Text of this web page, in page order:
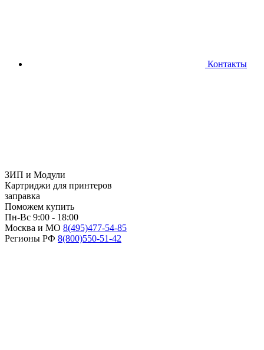
Контакты
ЗИП и Модули
Картриджи для принтеров
заправка
Поможем купить
Пн-Вс 9:00 - 18:00
Москва и МО 8(495)477-54-85
Регионы РФ 8(800)550-51-42